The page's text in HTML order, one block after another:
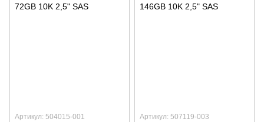
Артикул: 504015-001 Артикул: 507119-003